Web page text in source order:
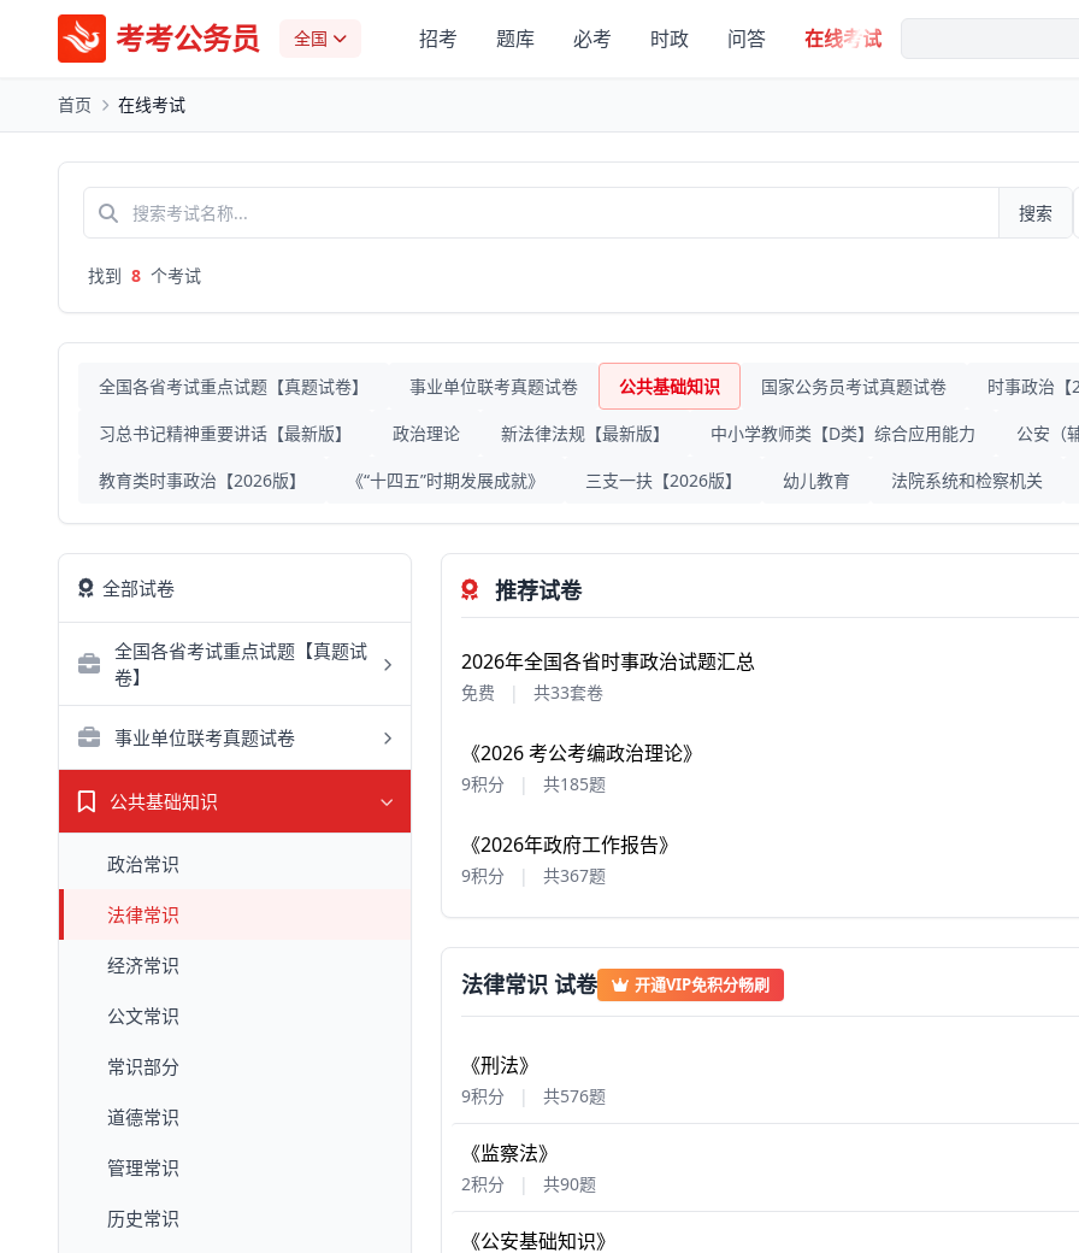
考考公务员 全国 招考 题库 必考 时政 问答 在线考试
首页 在线考试
搜索
找到 8 个考试
全国各省考试重点试题【真题试卷】 事业单位联考真题试卷 公共基础知识 国家公务员考试真题试卷 时事政治
习总书记精神重要讲话【最新版】 政治理论 新法律法规【最新版】 中小学教师类【D类】综合应用能力 公安（
教育类时事政治【2026版】 《“十四五”时期发展成就》 三支一扶【2026版】 幼儿教育 法院系统和检察机关
全部试卷
全国各省考试重点试题【真题试
卷】
事业单位联考真题试卷
公共基础知识
政治常识
法律常识
经济常识
公文常识
常识部分
道德常识
管理常识
历史常识
推荐试卷
2026年全国各省时事政治试题汇总
免费 | 共33套卷
《2026 考公考编政治理论》
9积分 | 共185题
《2026年政府工作报告》
9积分 | 共367题
法律常识 试卷 开通VIP免积分畅刷
《刑法》
9积分 | 共576题
《监察法》
2积分 | 共90题
《公安基础知识》